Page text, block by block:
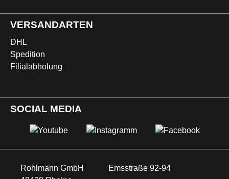
VERSANDARTEN
DHL
Spedition
Filialabholung
SOCIAL MEDIA
Rohlmann GmbH
Emsstraße 92-94